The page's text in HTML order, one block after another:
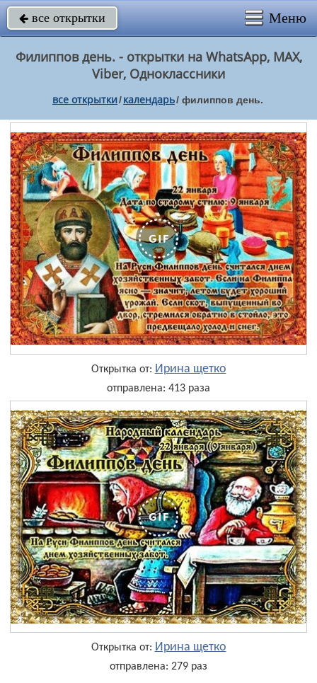
 все открытки Меню
Филиппов день. - открытки на WhatsApp, MAX,
Viber, Одноклассники
все открытки/календарь/ филиппов день.
Открытка от: Ирина щетко
отправлена: 413 раза
Открытка от: Ирина щетко
отправлена: 279 раз